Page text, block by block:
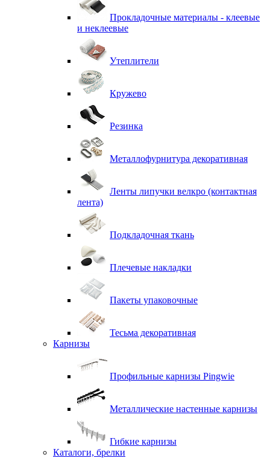
Прокладочные материалы - клеевые
и неклеевые
Утеплители
Кружево
Резинка
Металлофурнитура декоративная
Ленты липучки велкро (контактная
лента)
Подкладочная ткань
Плечевые накладки
Пакеты упаковочные
Тесьма декоративная
Карнизы
Профильные карнизы Pingwie
Металлические настенные карнизы
Гибкие карнизы
Каталоги, брелки